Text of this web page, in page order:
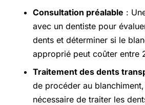
Consultation préalable :
avec un dentiste pour
dents et déterminer si le
approprié peut coûter entre
Traitement des dents
de procéder au
nécessaire de traiter les